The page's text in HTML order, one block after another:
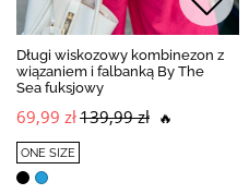
Długi wiskozowy kombinezon z
wiązaniem i falbanką By The
Sea fuksjowy
69,99 zł139,99 zł 🔥
ONE SIZE